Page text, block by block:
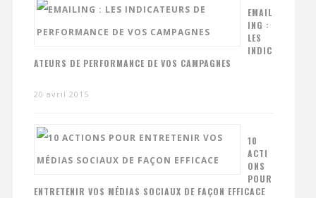
EMAIL
ING :
LES
INDIC
ATEURS DE PERFORMANCE DE VOS CAMPAGNES
20 avril 2015
10
ACTI
ONS
POUR
ENTRETENIR VOS MÉDIAS SOCIAUX DE FAÇON EFFICACE